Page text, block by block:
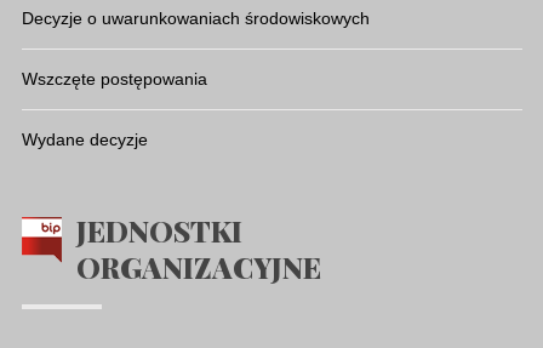
Decyzje o uwarunkowaniach środowiskowych
Wszczęte postępowania
Wydane decyzje
JEDNOSTKI
ORGANIZACYJNE